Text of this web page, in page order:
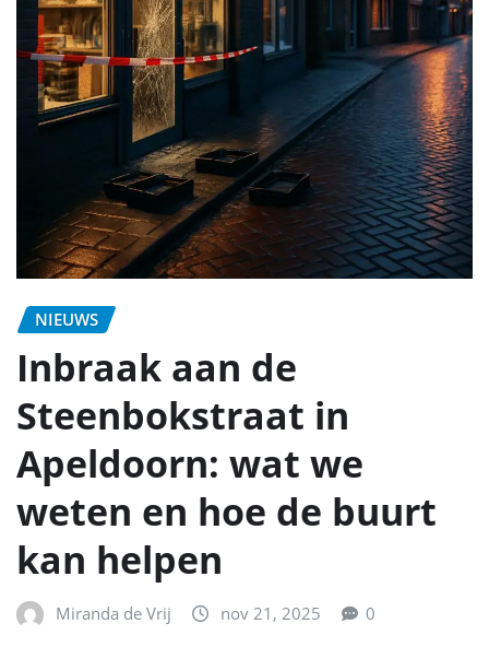
NIEUWS
Inbraak aan de
Steenbokstraat in
Apeldoorn: wat we
weten en hoe de buurt
kan helpen
Miranda de Vrij nov 21, 2025 0